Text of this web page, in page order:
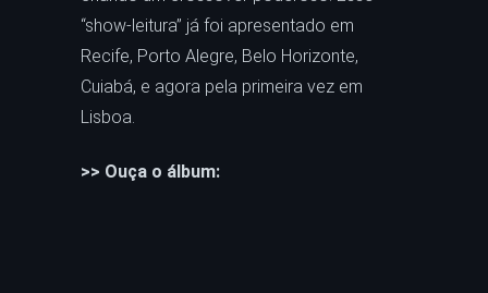
“show-leitura” já foi apresentado em
Recife, Porto Alegre, Belo Horizonte,
Cuiabá, e agora pela primeira vez em
Lisboa.
>> Ouça o álbum: